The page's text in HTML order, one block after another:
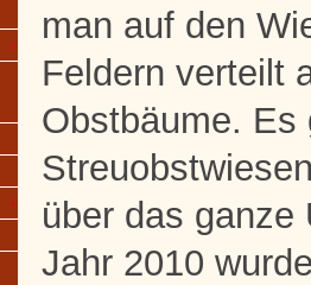
man auf den
Feldern verteilt
Obstbäume. Es
über das ganze
Jahr 2010